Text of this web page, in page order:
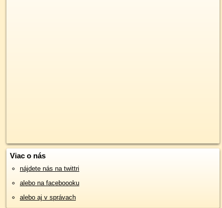
Viac o nás
nájdete nás na twittri
alebo na faceboooku
alebo aj v správach